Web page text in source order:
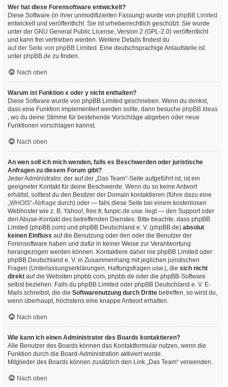
Wer hat diese Forensoftware entwickelt?
Diese Software (in ihrer unmodifizierten Fassung) wurde von phpBB Limited
entwickelt und veröffentlicht. Sie ist urheberrechtlich geschützt. Sie wurde
unter der GNU General Public License, Version 2 (GPL-2.0) veröffentlicht
und kann frei vertrieben werden. Weitere Details findest du
auf der Seite von phpBB Limited . Eine deutschsprachige Anlaufstelle ist
unter phpBB.de zu finden.
Nach oben
Warum ist Funktion x oder y nicht enthalten?
Diese Software wurde von phpBB Limited geschrieben. Wenn du denkst,
dass eine Funktion implementiert werden sollte, dann besuche phpBB Ideas
, wo du deine Stimme für bestehende Vorschläge abgeben oder neue
Funktionen vorschlagen kannst.
Nach oben
An wen soll ich mich wenden, falls es Beschwerden oder juristische
Anfragen zu diesem Forum gibt?
Jeder Administrator, der auf der „Das Team“-Seite aufgeführt ist, ist ein
geeigneter Kontakt für deine Beschwerde. Wenn du so keine Antwort
erhältst, solltest du den Besitzer der Domain kontaktieren (führe dazu eine
„WHOIS“-Abfrage durch) oder — falls diese Seite bei einem kostenlosen
Webhoster wie z. B. Yahoo!, free.fr, funpic.de usw. liegt — den Support oder
den Abuse-Kontakt des betreffenden Dienstes. Bitte beachte, dass phpBB
Limited (phpBB.com) und phpBB Deutschland e. V. (phpBB.de) absolut
keinen Einfluss auf die Benutzung oder den oder die Benutzer der
Forensoftware haben und dafür in keiner Weise zur Verantwortung
herangezogen werden können. Kontaktiere daher nie phpBB Limited oder
phpBB Deutschland e. V. in Zusammenhang mit jeglichen juristischen
Fragen (Unterlassungserklärungen, Haftungsfragen usw.), die sich nicht
direkt auf die Websiten phpbb.com, phpbb.de oder die phpBB-Software
selbst beziehen. Falls du phpBB Limited oder phpBB Deutschland e. V. E-
Mails schreibst, die die Softwarenutzung durch Dritte betreffen, so wirst du,
wenn überhaupt, höchstens eine knappe Antwort erhalten.
Nach oben
Wie kann ich einen Administrator des Boards kontaktieren?
Alle Benutzer des Boards können das Kontaktformular nutzen, wenn die
Funktion durch die Board-Administration aktiviert wurde.
Mitglieder des Boards können zusätzlich den Link „Das Team“ verwenden.
Nach oben